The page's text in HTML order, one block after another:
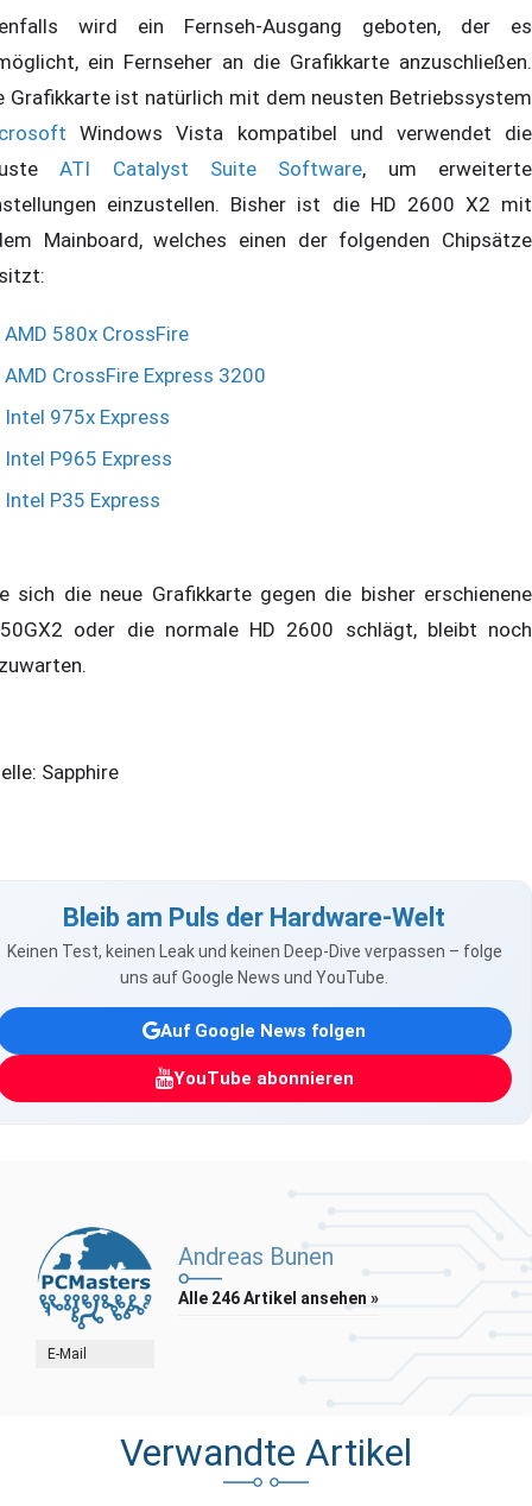
wird ein Fernseh-Ausgang geboten, der es
ein Fernseher an die Grafikkarte anzuschließen.
Grafikkarte ist natürlich mit dem neusten Betriebssystem
Windows Vista kompatibel und verwendet die
ATI Catalyst Suite Software, um erweiterte
einzustellen. Bisher ist die HD 2600 X2 mit
Mainboard, welches einen der folgenden Chipsätze
AMD 580x CrossFire
AMD CrossFire Express 3200
Intel 975x Express
Intel P965 Express
Intel P35 Express
sich die neue Grafikkarte gegen die bisher erschienene
oder die normale HD 2600 schlägt, bleibt noch
Sapphire
Bleib am Puls der Hardware-Welt
Keinen Test, keinen Leak und keinen Deep-Dive verpassen – folge
uns auf Google News und YouTube.
Auf Google News folgen
YouTube abonnieren
E-Mail
Andreas Bunen
Alle 246 Artikel ansehen »
Verwandte Artikel